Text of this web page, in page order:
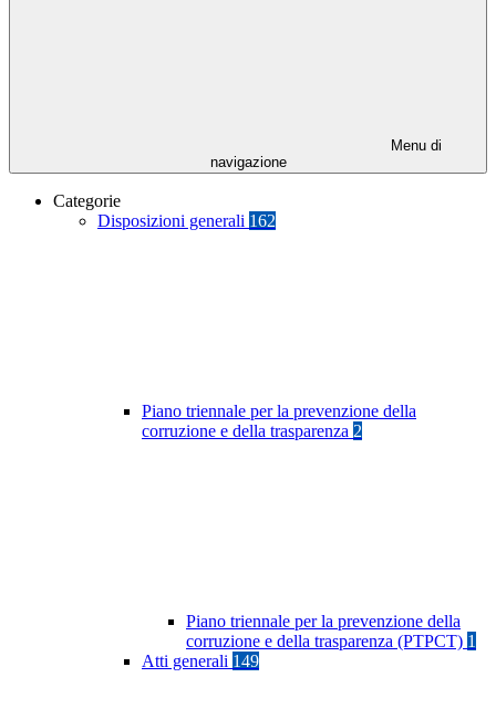
Menu di
navigazione
Categorie
Disposizioni generali 162
Piano triennale per la prevenzione della
corruzione e della trasparenza 2
Piano triennale per la prevenzione della
corruzione e della trasparenza (PTPCT) 1
Atti generali 149